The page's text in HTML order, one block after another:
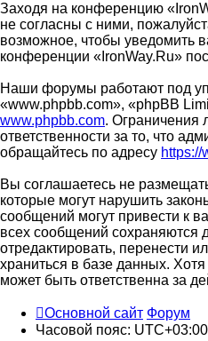
Заходя на конференцию
не согласны с ними,
возможное, чтобы уведомить
конференции «IronWay.Ru»
Наши форумы работают под
«www.phpbb.com», «phpBB
www.phpbb.com. Ограничения
ответственности за то, что
обращайтесь по адресу https://
Вы соглашаетесь не
которые могут нарушить
сообщений могут привести к
всех сообщений сохраняются
отредактировать, перенести
храниться в базе данных.
может быть ответственна за
Основной сайт Форум
Часовой пояс: UTC+03:00